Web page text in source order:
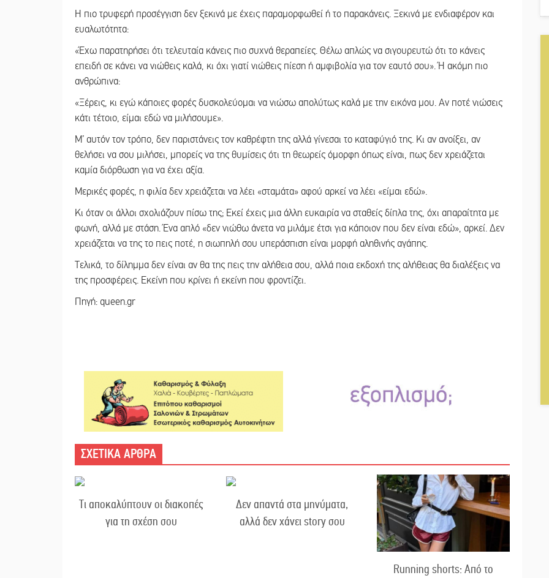
Η πιο τρυφερή προσέγγιση δεν ξεκινά με έχεις παραμορφωθεί ή το παρακάνεις. Ξεκινά με ενδιαφέρον και
ευαλωτότητα:
«Έχω παρατηρήσει ότι τελευταία κάνεις πιο συχνά θεραπείες. Θέλω απλώς να σιγουρευτώ ότι το κάνεις
επειδή σε κάνει να νιώθεις καλά, κι όχι γιατί νιώθεις πίεση ή αμφιβολία για τον εαυτό σου». Ή ακόμη πιο
ανθρώπινα:
«Ξέρεις, κι εγώ κάποιες φορές δυσκολεύομαι να νιώσω απολύτως καλά με την εικόνα μου. Αν ποτέ νιώσεις
κάτι τέτοιο, είμαι εδώ να μιλήσουμε».
Μ’ αυτόν τον τρόπο, δεν παριστάνεις τον καθρέφτη της αλλά γίνεσαι το καταφύγιό της. Κι αν ανοίξει, αν
θελήσει να σου μιλήσει, μπορείς να της θυμίσεις ότι τη θεωρείς όμορφη όπως είναι, πως δεν χρειάζεται
καμία διόρθωση για να έχει αξία.
Μερικές φορές, η φιλία δεν χρειάζεται να λέει «σταμάτα» αφού αρκεί να λέει «είμαι εδώ».
Κι όταν οι άλλοι σχολιάζουν πίσω της; Εκεί έχεις μια άλλη ευκαιρία να σταθείς δίπλα της, όχι απαραίτητα με
φωνή, αλλά με στάση. Ένα απλό «δεν νιώθω άνετα να μιλάμε έτσι για κάποιον που δεν είναι εδώ», αρκεί. Δεν
χρειάζεται να της το πεις ποτέ, η σιωπηλή σου υπεράσπιση είναι μορφή αληθινής αγάπης.
Τελικά, το δίλημμα δεν είναι αν θα της πεις την αλήθεια σου, αλλά ποια εκδοχή της αλήθειας θα διαλέξεις να
της προσφέρεις. Εκείνη που κρίνει ή εκείνη που φροντίζει.
Πηγή: queen.gr
ΣΧΕΤΙΚΑ ΑΡΘΡΑ
Τι αποκαλύπτουν οι διακοπές
για τη σχέση σου
Δεν απαντά στα μηνύματα,
αλλά δεν χάνει story σου
Running shorts: Από το